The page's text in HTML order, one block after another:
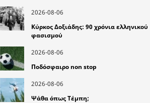
2026-08-06
Κύρκος Δοξιάδης: 90 χρόνια ελληνικού
φασισμού
2026-08-06
Ποδόσφαιρο non stop
2026-08-06
Ψάθα όπως Τέμπη;